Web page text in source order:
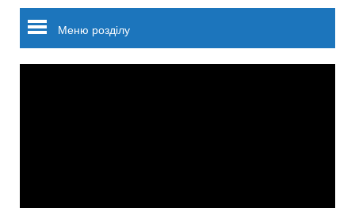
Меню розділу